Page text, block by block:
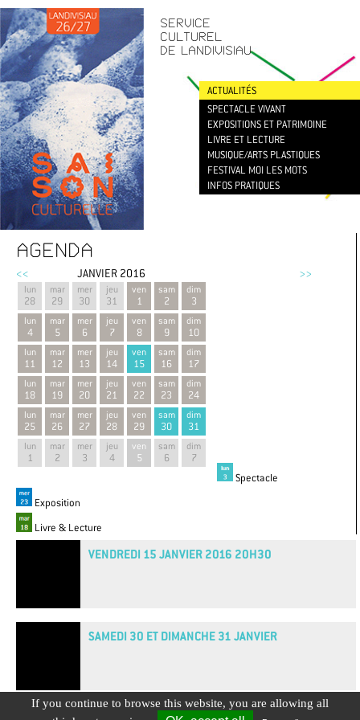
SERVICE
CULTUREL
DE LANDIVISIAU
ACTUALITÉS
SPECTACLE VIVANT
EXPOSITIONS ET PATRIMOINE
LIVRE ET LECTURE
MUSIQUE/ARTS PLASTIQUES
FESTIVAL MOI LES MOTS
INFOS PRATIQUES
AGENDA
<< JANVIER 2016 >>
lun
28
mar
29
mer
30
jeu
31
ven
1
sam
2
dim
3
lun
4
mar
5
mer
6
jeu
7
ven
8
sam
9
dim
10
lun
11
mar
12
mer
13
jeu
14
ven
15
sam
16
dim
17
lun
18
mar
19
mer
20
jeu
21
ven
22
sam
23
dim
24
lun
25
mar
26
mer
27
jeu
28
ven
29
sam
30
dim
31
lun
1
mar
2
mer
3
jeu
4
ven
5
sam
6
dim
7
Spectacle
Exposition
Livre & Lecture
VENDREDI 15 JANVIER 2016 20H30
SAMEDI 30 ET DIMANCHE 31 JANVIER
If you continue to browse this website, you are allowing all